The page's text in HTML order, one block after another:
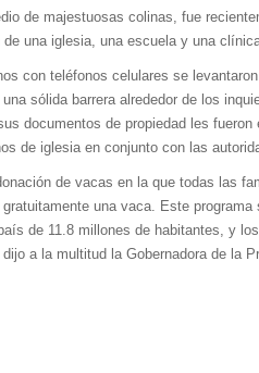
de majestuosas colinas, fue
una iglesia, una escuela y una
con teléfonos celulares se
sólida barrera alrededor de los
documentos de propiedad les fueron
de iglesia en conjunto con las
de vacas en la que todas las
una vaca. Este programa
de 11.8 millones de habitantes, y
a la multitud la Gobernadora de la